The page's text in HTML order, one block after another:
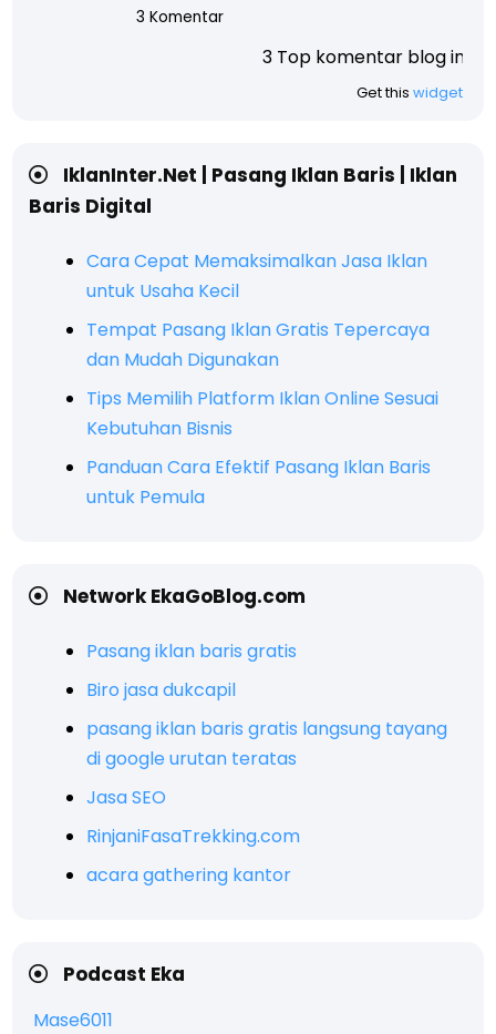
3 Komentar
3 Top komentar blog ini teratas, akhir tahun
Get this widget
IklanInter.Net | Pasang Iklan Baris | Iklan
Baris Digital
Cara Cepat Memaksimalkan Jasa Iklan
untuk Usaha Kecil
Tempat Pasang Iklan Gratis Tepercaya
dan Mudah Digunakan
Tips Memilih Platform Iklan Online Sesuai
Kebutuhan Bisnis
Panduan Cara Efektif Pasang Iklan Baris
untuk Pemula
Network EkaGoBlog.com
Pasang iklan baris gratis
Biro jasa dukcapil
pasang iklan baris gratis langsung tayang
di google urutan teratas
Jasa SEO
RinjaniFasaTrekking.com
acara gathering kantor
Podcast Eka
Mase6011